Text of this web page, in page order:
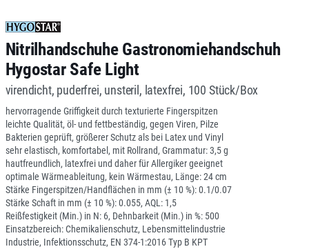
Nitrilhandschuhe Gastronomiehandschuh
Hygostar Safe Light
virendicht, puderfrei, unsteril, latexfrei, 100 Stück/Box
hervorragende Griffigkeit durch texturierte Fingerspitzen
leichte Qualität, öl- und fettbeständig, gegen Viren, Pilze
Bakterien geprüft, größerer Schutz als bei Latex und Vinyl
sehr elastisch, komfortabel, mit Rollrand, Grammatur: 3,5 g
hautfreundlich, latexfrei und daher für Allergiker geeignet
optimale Wärmeableitung, kein Wärmestau, Länge: 24 cm
Stärke Fingerspitzen/Handflächen in mm (± 10 %): 0.1/0.07
Stärke Schaft in mm (± 10 %): 0.055, AQL: 1,5
Reißfestigkeit (Min.) in N: 6, Dehnbarkeit (Min.) in %: 500
Einsatzbereich: Chemikalienschutz, Lebensmittelindustrie
Industrie, Infektionsschutz, EN 374-1:2016 Typ B KPT